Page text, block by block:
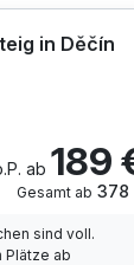
in Děčín
ab 189
Gesamt ab 378
sind voll.
Plätze ab